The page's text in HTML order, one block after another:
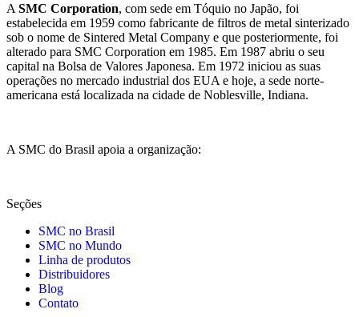
A SMC Corporation, com sede em Tóquio no Japão, foi
estabelecida em 1959 como fabricante de filtros de metal sinterizado
sob o nome de Sintered Metal Company e que posteriormente, foi
alterado para SMC Corporation em 1985. Em 1987 abriu o seu
capital na Bolsa de Valores Japonesa. Em 1972 iniciou as suas
operações no mercado industrial dos EUA e hoje, a sede norte-
americana está localizada na cidade de Noblesville, Indiana.
A SMC do Brasil apoia a organização:
Seções
SMC no Brasil
SMC no Mundo
Linha de produtos
Distribuidores
Blog
Contato